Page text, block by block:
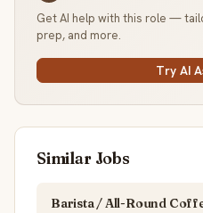
Get AI help with this role —
prep, and more.
Try AI
Similar Jobs
Barista / All-Round